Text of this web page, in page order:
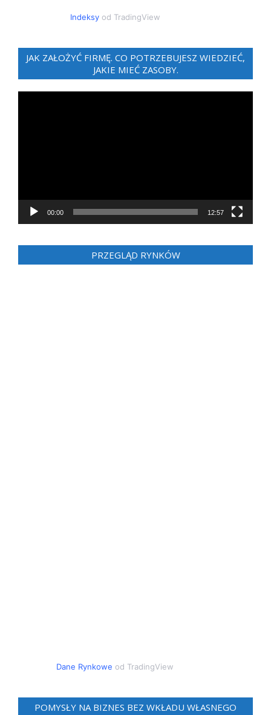
Indeksyod TradingView
JAK ZAŁOŻYĆ FIRMĘ. CO POTRZEBUJESZ WIEDZIEĆ,
JAKIE MIEĆ ZASOBY.
00:00 12:57
PRZEGLĄD RYNKÓW
Dane Rynkowe od TradingView
POMYSŁY NA BIZNES BEZ WKŁADU WŁASNEGO